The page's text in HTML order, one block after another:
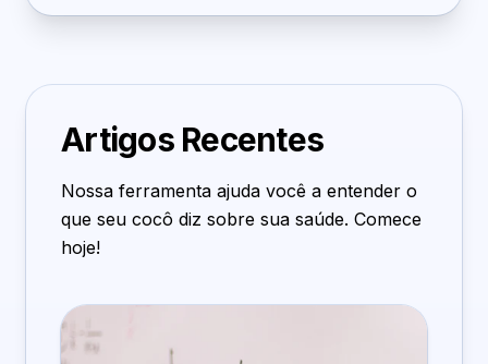
Artigos Recentes
Nossa ferramenta ajuda você a entender o
que seu cocô diz sobre sua saúde. Comece
hoje!